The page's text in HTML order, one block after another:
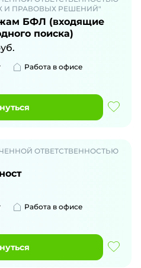
И ПРАВОВЫХ РЕШЕНИЙ"
БФЛ (входящие
поиска)
Работа в офисе
ОТВЕТСТВЕННОСТЬЮ
Работа в офисе